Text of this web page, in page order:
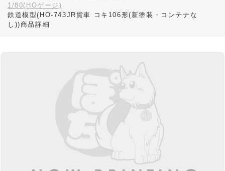
1/80(HOゲージ)
鉄道模型(HO-743JR貨車 コキ106形(新塗装・コンテナな
し))商品詳細